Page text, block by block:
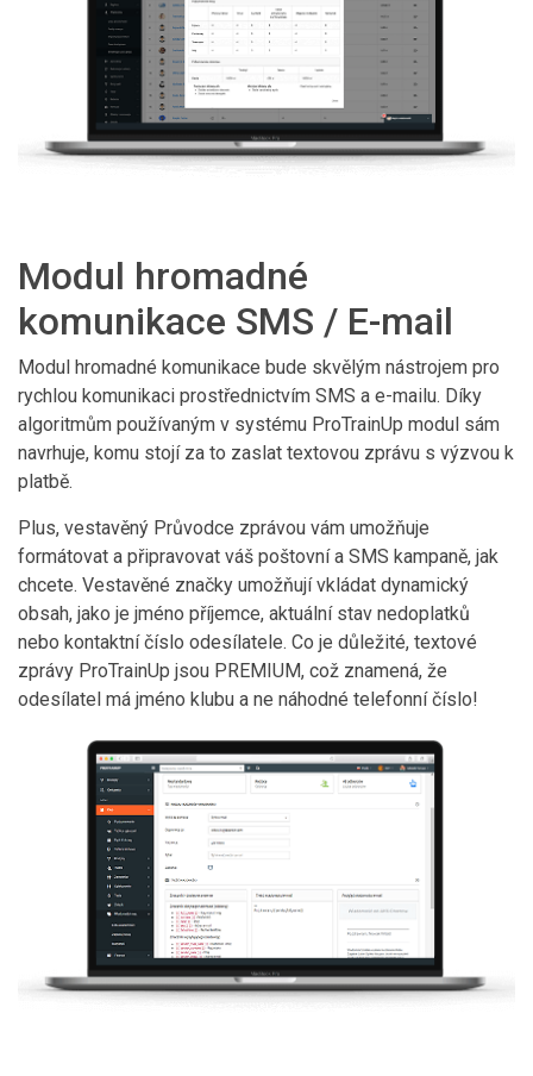
Modul hromadné
komunikace SMS / E-mail
Modul hromadné komunikace bude skvělým nástrojem pro
rychlou komunikaci prostřednictvím SMS a e-mailu. Díky
algoritmům používaným v systému ProTrainUp modul sám
navrhuje, komu stojí za to zaslat textovou zprávu s výzvou k
platbě.
Plus, vestavěný Průvodce zprávou vám umožňuje
formátovat a připravovat váš poštovní a SMS kampaně, jak
chcete. Vestavěné značky umožňují vkládat dynamický
obsah, jako je jméno příjemce, aktuální stav nedoplatků
nebo kontaktní číslo odesílatele. Co je důležité, textové
zprávy ProTrainUp jsou PREMIUM, což znamená, že
odesílatel má jméno klubu a ne náhodné telefonní číslo!